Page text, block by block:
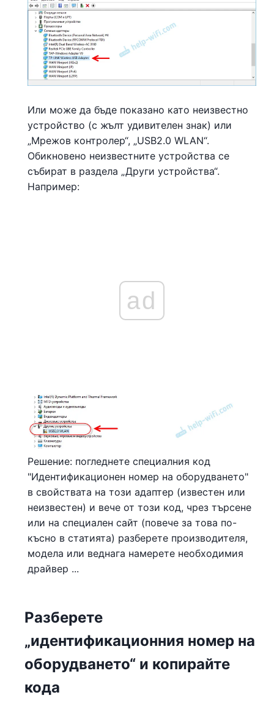
Или може да бъде показано като неизвестно
устройство (с жълт удивителен знак) или
„Мрежов контролер“, „USB2.0 WLAN“.
Обикновено неизвестните устройства се
събират в раздела „Други устройства“.
Например:
ad
Решение: погледнете специалния код
"Идентификационен номер на оборудването"
в свойствата на този адаптер (известен или
неизвестен) и вече от този код, чрез търсене
или на специален сайт (повече за това по-
късно в статията) разберете производителя,
модела или веднага намерете необходимия
драйвер ...
Разберете
„идентификационния номер на
оборудването“ и копирайте
кода